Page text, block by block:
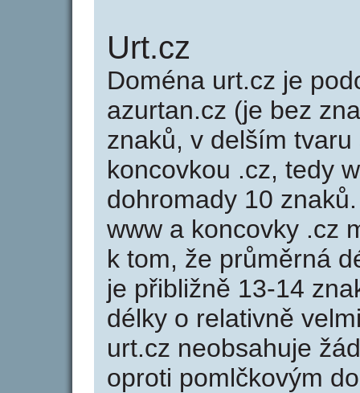
Urt.cz
Doména urt.cz je
azurtan.cz (je bez
znaků, v delším
koncovkou .cz, tedy
dohromady 10
www a koncovky .cz
k tom, že průměrná
je přibližně 13-14
délky o relativně
urt.cz neobsahuje
oproti pomlčkovým